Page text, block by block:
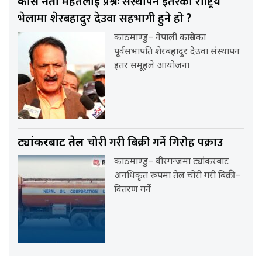
भेलामा शेरबहादुर देउवा सहभागी हुने हो ?
काठमाण्डु– नेपाली कांग्रेसका
पूर्वसभापति शेरबहादुर देउवा संस्थापन
इतर समूहले आयोजना
ट्यांकरबाट तेलचोरी गरी बिक्री गर्ने गिरोह पक्राउ
काठमाण्डु– वीरगन्जमा ट्यांकरबाट
अनधिकृत रूपमा तेल चोरी गरी बिक्री–
वितरण गर्ने